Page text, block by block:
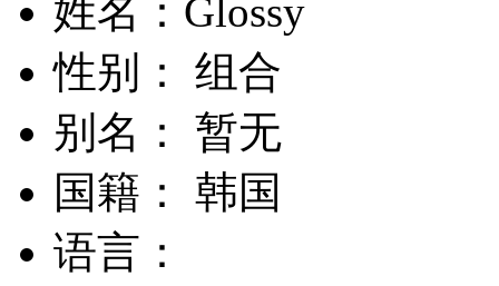
姓名：Glossy
性别： 组合
别名： 暂无
国籍： 韩国
语言：